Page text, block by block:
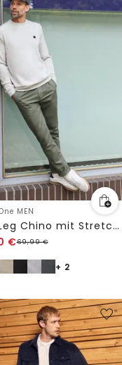
MEN
Slim Leg Chino mit Stretchbund
€69,99€
+ 2